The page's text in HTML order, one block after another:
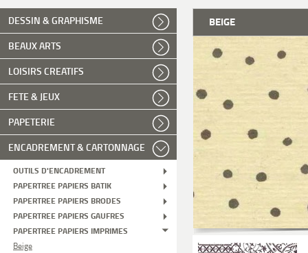
DESSIN & GRAPHISME
BEAUX ARTS
LOISIRS CREATIFS
FETE & JEUX
PAPETERIE
ENCADREMENT & CARTONNAGE
OUTILS D'ENCADREMENT
PAPERTREE PAPIERS BATIK
PAPERTREE PAPIERS BRODES
PAPERTREE PAPIERS GAUFRES
PAPERTREE PAPIERS IMPRIMES
Beige
BEIGE